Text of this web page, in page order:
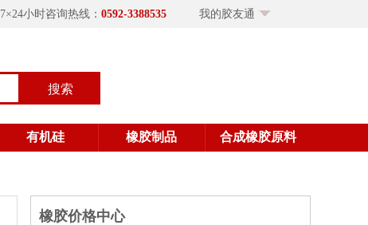
7×24小时咨询热线： 0592-3388535 我的胶友通
搜索
有机硅 橡胶制品 合成橡胶原料
橡胶价格中心